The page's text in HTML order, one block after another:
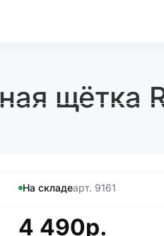
щётка
На складеарт. 9161
4 490р.